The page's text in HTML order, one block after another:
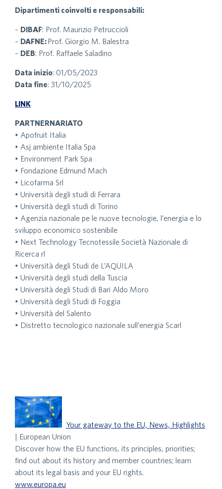
Dipartimenti coinvolti e responsabili:
– DIBAF: Prof. Maurizio Petruccioli
– DAFNE:Prof. Giorgio M. Balestra
– DEB: Prof. Raffaele Saladino
Data inizio: 01/05/2023
Data fine: 31/10/2025
LINK
PARTNERNARIATO
• Apofruit Italia
• Asj ambiente Italia Spa
• Environment Park Spa
• Fondazione Edmund Mach
• Licofarma Srl
• Università degli studi di Ferrara
• Università degli studi di Torino
• Agenzia nazionale pe le nuove tecnologie, l’energia e lo
sviluppo economico sostenibile
• Next Technology Tecnotessile Società Nazionale di
Ricerca rl
• Università degli Studi de L’AQUILA
• Università degli studi della Tuscia
• Università degli Studi di Bari Aldo Moro
• Università degli Studi di Foggia
• Università del Salento
• Distretto tecnologico nazionale sull’energia Scarl
Your gateway to the EU, News, Highlights
| European Union
Discover how the EU functions, its principles, priorities;
find out about its history and member countries; learn
about its legal basis and your EU rights.
www.europa.eu